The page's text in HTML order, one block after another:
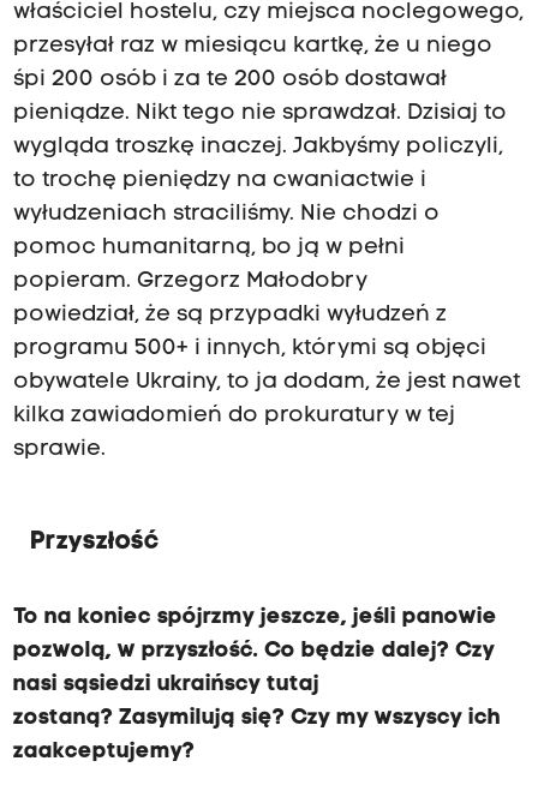
właściciel hostelu, czy miejsca noclegowego,
przesyłał raz w miesiącu kartkę, że u niego
śpi 200 osób i za te 200 osób dostawał
pieniądze. Nikt tego nie sprawdzał. Dzisiaj to
wygląda troszkę inaczej. Jakbyśmy policzyli,
to trochę pieniędzy na cwaniactwie i
wyłudzeniach straciliśmy. Nie chodzi o
pomoc humanitarną, bo ją w pełni
popieram. Grzegorz Małodobry
powiedział, że są przypadki wyłudzeń z
programu 500+ i innych, którymi są objęci
obywatele Ukrainy, to ja dodam, że jest nawet
kilka zawiadomień do prokuratury w tej
sprawie.
Przyszłość
To na koniec spójrzmy jeszcze, jeśli panowie
pozwolą, w przyszłość. Co będzie dalej? Czy
nasi sąsiedzi ukraińscy tutaj
zostaną? Zasymilują się? Czy my wszyscy ich
zaakceptujemy?